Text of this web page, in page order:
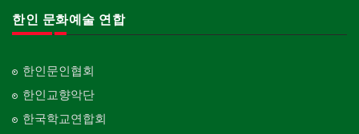
한인 문화예술 연합
한인문인협회
한인교향악단
한국학교연합회